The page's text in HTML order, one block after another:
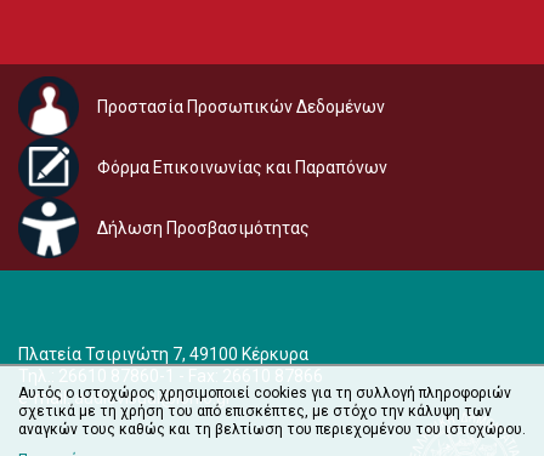
Προστασία Προσωπικών Δεδομένων
Φόρμα Επικοινωνίας και Παραπόνων
Δήλωση Προσβασιμότητας
Πλατεία Τσιριγώτη 7, 49100 Κέρκυρα
Τηλ.: 26610 87860-1 - Fax: 26610 87866
e-mail:audiovisual@ionio.gr
Αυτός ο ιστοχώρος χρησιμοποιεί cookies για τη συλλογή πληροφοριών
σχετικά με τη χρήση του από επισκέπτες, με στόχο την κάλυψη των
αναγκών τους καθώς και τη βελτίωση του περιεχομένου του ιστοχώρου.